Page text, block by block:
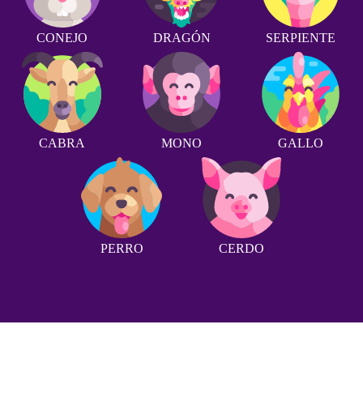
CONEJO DRAGÓN SERPIENTE
CABRA MONO GALLO
PERRO CERDO